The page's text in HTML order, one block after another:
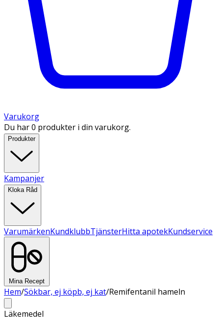
Varukorg
Du har 0 produkter i din varukorg.
Produkter
Kampanjer
Kloka Råd
VarumärkenKundklubbTjänsterHitta apotekKundservice
Mina Recept
Hem/Sökbar, ej köpb, ej kat/Remifentanil hameln
Läkemedel